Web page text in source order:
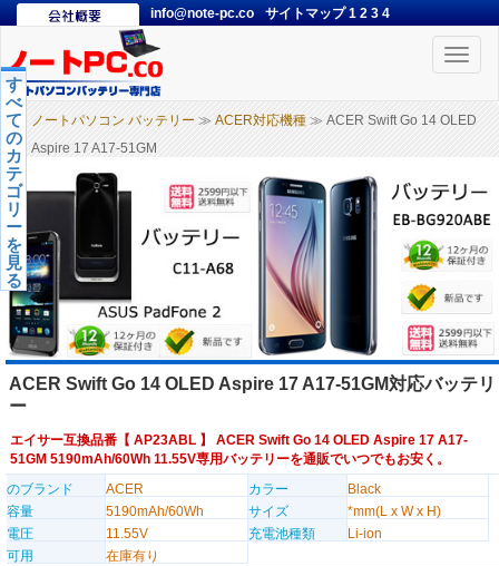
info@note-pc.co サイトマップ1 2 3 4
Toggle
ノートパソコン バッテリー ≫ ACER対応機種 ≫ ACER Swift Go 14 OLED
Aspire 17 A17-51GM
す
べ
て
の
カ
テ
ゴ
リ
ー
を
見
る
ACER Swift Go 14 OLED Aspire 17 A17-51GM対応バッテリ
ー
エイサー互換品番【 AP23ABL 】 ACER Swift Go 14 OLED Aspire 17 A17-
51GM 5190mAh/60Wh 11.55V専用バッテリーを通販でいつでもお安く。
のブランド
ACER カラー
Black
容量
5190mAh/60Wh サイズ
*mm(L x W x H)
電圧
11.55V 充電池種類
Li-ion
可用
在庫有り